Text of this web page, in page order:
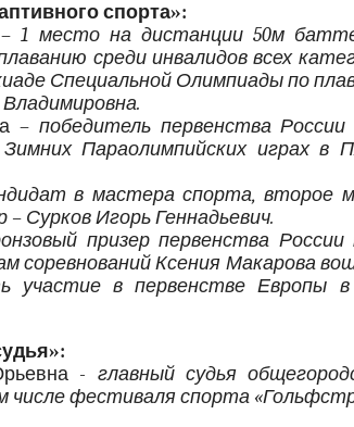
спорта»:
–1 место на дистанции 50м
среди инвалидов всех
Специальной Олимпиады по
– победитель первенства
Параолимпийских играх в
в мастера спорта, второе
– Сурков Игорь Геннадьевич.
призер первенства
соревнований Ксения Макарова
участие в первенстве Европы
- главный судья
числе фестиваля спорта